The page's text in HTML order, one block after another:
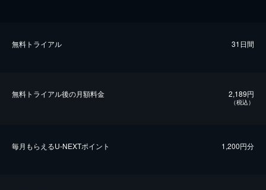
無料トライアル 31日間
無料トライアル後の⽉額料金 2,189円
（税込）
毎⽉もらえるU-NEXTポイント 1,200円分